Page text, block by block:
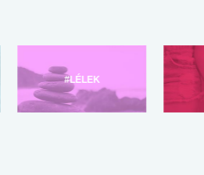
#LÉLEK